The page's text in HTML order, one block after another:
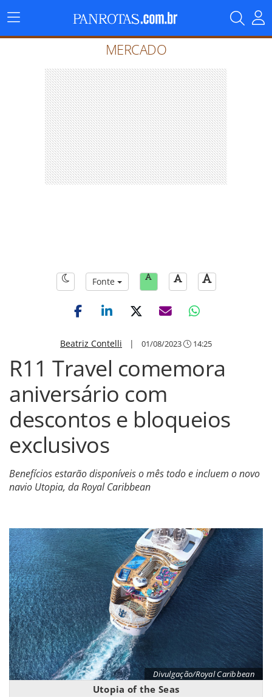
Menu
Principal
MERCADO
Fonte
Beatriz Contelli | 01/08/2023 14:25
R11 Travel comemora
aniversário com
descontos e bloqueios
exclusivos
Benefícios estarão disponíveis o mês todo e incluem o novo
navio Utopia, da Royal Caribbean
Divulgação/Royal Caribbean
Utopia of the Seas